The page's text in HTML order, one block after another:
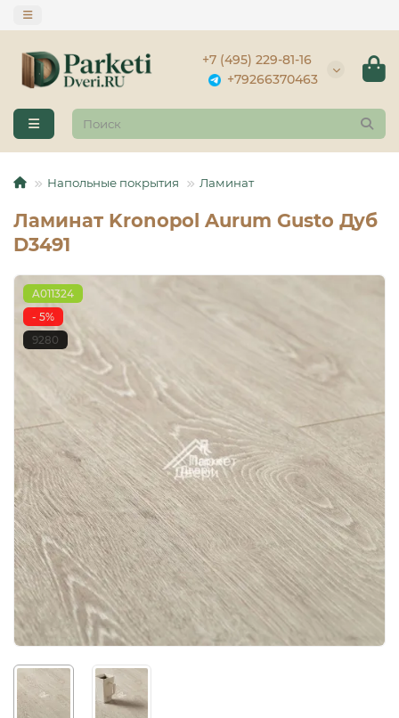
+7 (495) 229-81-16
+79266370463
Напольные покрытия Ламинат
Ламинат Kronopol Aurum Gusto Дуб
D3491
A011324
- 5%
9280